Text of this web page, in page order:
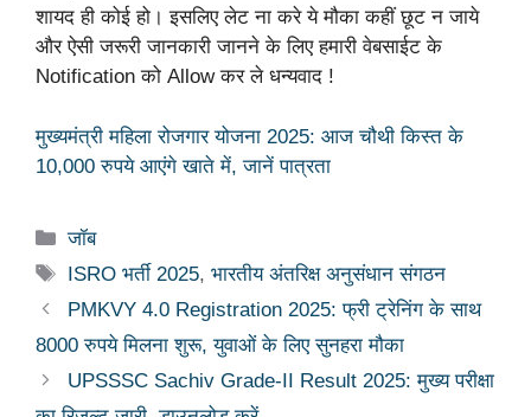
शायद ही कोई हो। इसलिए लेट ना करे ये मौका कहीं छूट न जाये
और ऐसी जरूरी जानकारी जानने के लिए हमारी वेबसाईट के
Notification को Allow कर ले धन्यवाद !
मुख्यमंत्री महिला रोजगार योजना 2025: आज चौथी किस्त के
10,000 रुपये आएंगे खाते में, जानें पात्रता
Categories
जॉब
Tags
ISRO भर्ती 2025,भारतीय अंतरिक्ष अनुसंधान संगठन
PMKVY 4.0 Registration 2025: फ्री ट्रेनिंग के साथ
8000 रुपये मिलना शुरू, युवाओं के लिए सुनहरा मौका
UPSSSC Sachiv Grade-II Result 2025: मुख्य परीक्षा